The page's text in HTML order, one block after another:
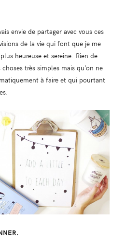
envie de partager avec vous ces
de la vie qui font que je me
heureuse et sereine. Rien de
très simples mais qu’on ne
à faire et qui pourtant